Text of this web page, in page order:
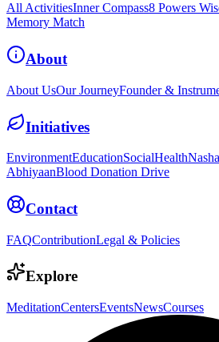
All ActivitiesInner Compass8 Powers
Memory Match
About
About UsOur JourneyFounder &
Initiatives
EnvironmentEducationSocialHealth
AbhiyaanBlood Donation Drive
Contact
FAQContributionLegal & Policies
Explore
MeditationCentersEventsNewsCourses